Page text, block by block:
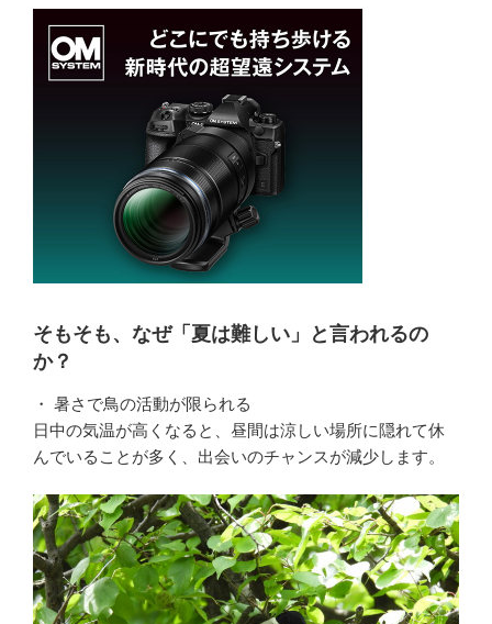
そもそも、なぜ「夏は難しい」と言われるの
か？
・ 暑さで鳥の活動が限られる
日中の気温が高くなると、昼間は涼しい場所に隠れて休
んでいることが多く、出会いのチャンスが減少します。